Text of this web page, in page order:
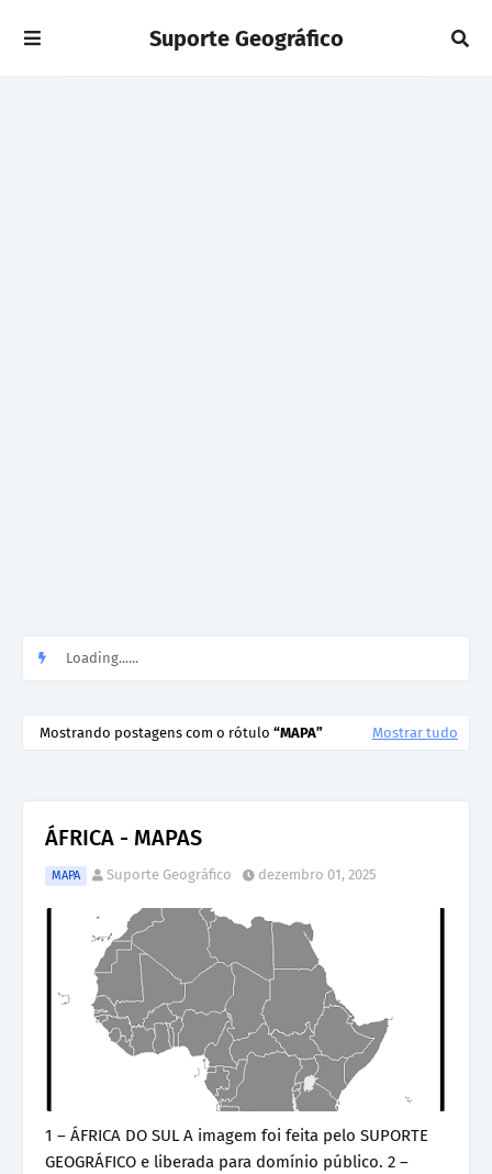
Suporte Geográfico
Loading......
Mostrando postagens com o rótulo MAPA Mostrar tudo
ÁFRICA - MAPAS
MAPA Suporte Geográfico dezembro 01, 2025
1 – ÁFRICA DO SUL A imagem foi feita pelo SUPORTE
GEOGRÁFICO e liberada para domínio público. 2 –